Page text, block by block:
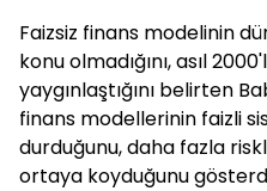
Faizsiz finans modelinin
konu olmadığını, asıl
yaygınlaştığını belirten
finans modellerinin faizli
durduğunu, daha fazla
ortaya koyduğunu